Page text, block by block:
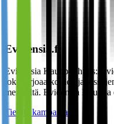
Evidensia.fi
Evidensia Kauppa (https://
joka tarjoaa koirien ja
merkeiltä. Evidensia
Tietoja kampanjasta